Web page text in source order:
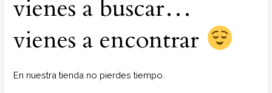
vienes a buscar…
vienes a encontrar
En nuestra tienda no pierdes tiempo.